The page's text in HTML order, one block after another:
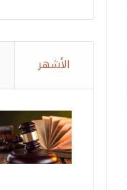
الأشهر